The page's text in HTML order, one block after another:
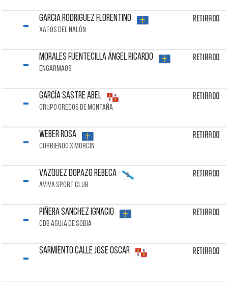
- GARCIA RODRIGUEZ Florentino
XATOS DEL NALÓN
Retirado
- MORALES FUENTECILLA Ángel Ricardo
ENGARMAOS
Retirado
- GARCÍA SASTRE Abel
GRUPO GREDOS DE MONTAÑA
Retirado
- WEBER Rosa
CORRIENDO X MORCÍN
Retirado
- VAZQUEZ DOPAZO Rebeca
AVIVA SPORT CLUB
Retirado
- PIÑERA SANCHEZ Ignacio
CDB AGUJA DE SOBIA
Retirado
- SARMIENTO CALLE Jose Oscar Retirado